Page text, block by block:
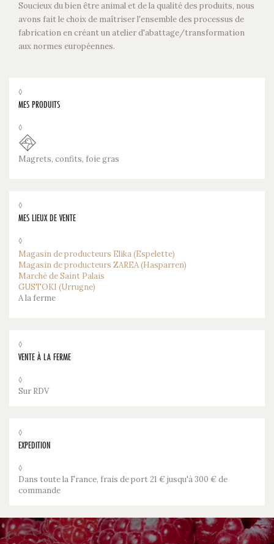
Soucieux du bien être animal et de la qualité des produits, nous
avons fait le choix de maîtriser l'ensemble des processus de
fabrication en créant un atelier d'abattage/transformation
aux normes européennes.
◊
MES PRODUITS
◊
Magrets, confits, foie gras
◊
MES LIEUX DE VENTE
◊
Magasin de producteurs Elika (Espelette)
Magasin de producteurs ZAREA (Hasparren)
Marché de Saint Palais
GUSTOKI (Urrugne)
A la ferme
◊
VENTE À LA FERME
◊
Sur RDV
◊
EXPEDITION
◊
Dans toute la France, frais de port 21 € jusqu'à 300 € de
commande